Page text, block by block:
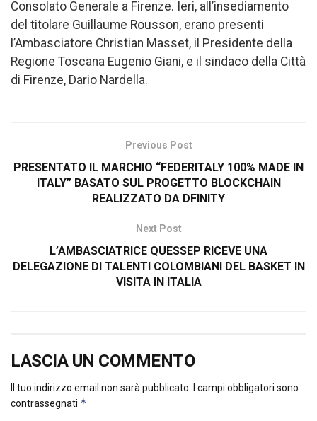
Consolato Generale a Firenze. Ieri, all’insediamento
del titolare Guillaume Rousson, erano presenti
l’Ambasciatore Christian Masset, il Presidente della
Regione Toscana Eugenio Giani, e il sindaco della Città
di Firenze, Dario Nardella.
Previous Post
PRESENTATO IL MARCHIO “FEDERITALY 100% MADE IN
ITALY” BASATO SUL PROGETTO BLOCKCHAIN
REALIZZATO DA DFINITY
Next Post
L’AMBASCIATRICE QUESSEP RICEVE UNA
DELEGAZIONE DI TALENTI COLOMBIANI DEL BASKET IN
VISITA IN ITALIA
LASCIA UN COMMENTO
Il tuo indirizzo email non sarà pubblicato.
I campi obbligatori sono
contrassegnati *